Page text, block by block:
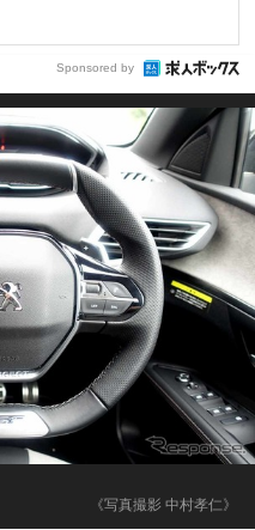
Sponsored by
《写真撮影 中村孝仁》